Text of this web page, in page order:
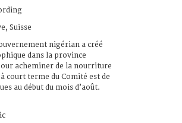
Suisse
nigérian a créé
dans la province
acheminer de la nourriture
court terme du Comité est de
au début du mois d’août.